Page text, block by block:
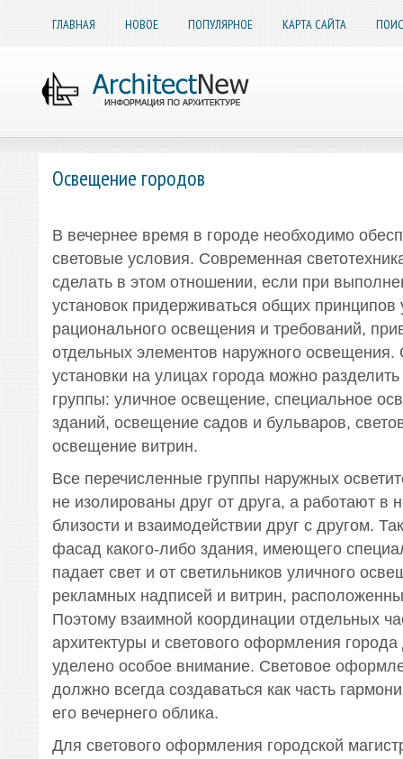
ГЛАВНАЯ НОВОЕ ПОПУЛЯРНОЕ КАРТА САЙТА
Освещение городов
В вечернее время в городе необходимо
световые условия. Современная
сделать в этом отношении, если при
установок придерживаться общих принципов
рационального освещения и требований,
отдельных элементов наружного освещения.
установки на улицах города можно
группы: уличное освещение, специальное
зданий, освещение садов и бульваров,
освещение витрин.
Все перечисленные группы наружных
не изолированы друг от друга, а работают в
близости и взаимодействии друг с другом.
фасад какого-либо здания, имеющего
падает свет и от светильников уличного
рекламных надписей и витрин,
Поэтому взаимной координации отдельных
архитектуры и светового оформления
уделено особое внимание. Световое
должно всегда создаваться как часть
его вечернего облика.
Для светового оформления городской